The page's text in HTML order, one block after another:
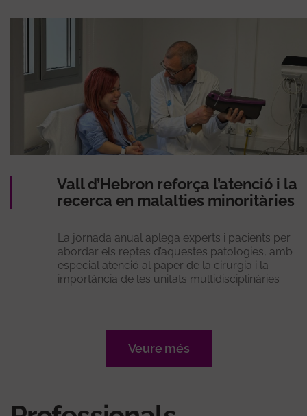
Vall d’Hebron reforça l’atenció i la
recerca en malalties minoritàries
La jornada anual aplega experts i pacients per
abordar els reptes d’aquestes patologies, amb
especial atenció al paper de la cirurgia i la
importància de les unitats multidisciplinàries
Veure més